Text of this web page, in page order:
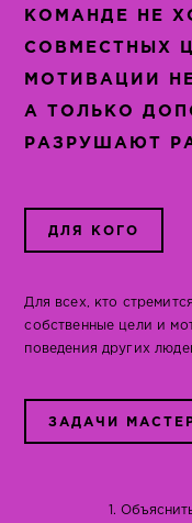
КОМАНДЕ НЕ
СОВМЕСТНЫХ
МОТИВАЦИИ
А ТОЛЬКО
РАЗРУШАЮТ
ДЛЯ КОГО
Для всех, кто
собственные цели и
поведения других
ЗАДАЧИ